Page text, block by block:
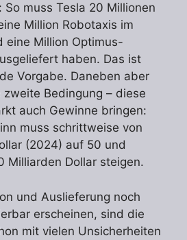
So muss Tesla 20 Millionen
Million Robotaxis im
eine Million Optimus-
haben. Das ist
Vorgabe. Daneben aber
Bedingung – diese
auch Gewinne bringen:
muss schrittweise von
(2024) auf 50 und
Milliarden Dollar steigen.
und Auslieferung noch
erscheinen, sind die
mit vielen Unsicherheiten